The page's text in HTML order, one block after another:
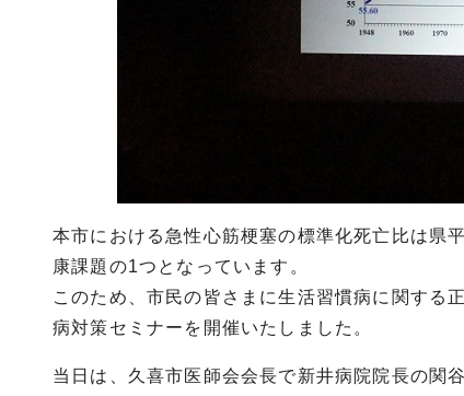
本市における急性心筋梗塞の標準化死亡比は県
康課題の1つとなっています。
このため、市民の皆さまに生活習慣病に関する
病対策セミナーを開催いたしました。
当日は、久喜市医師会会長で新井病院院長の関